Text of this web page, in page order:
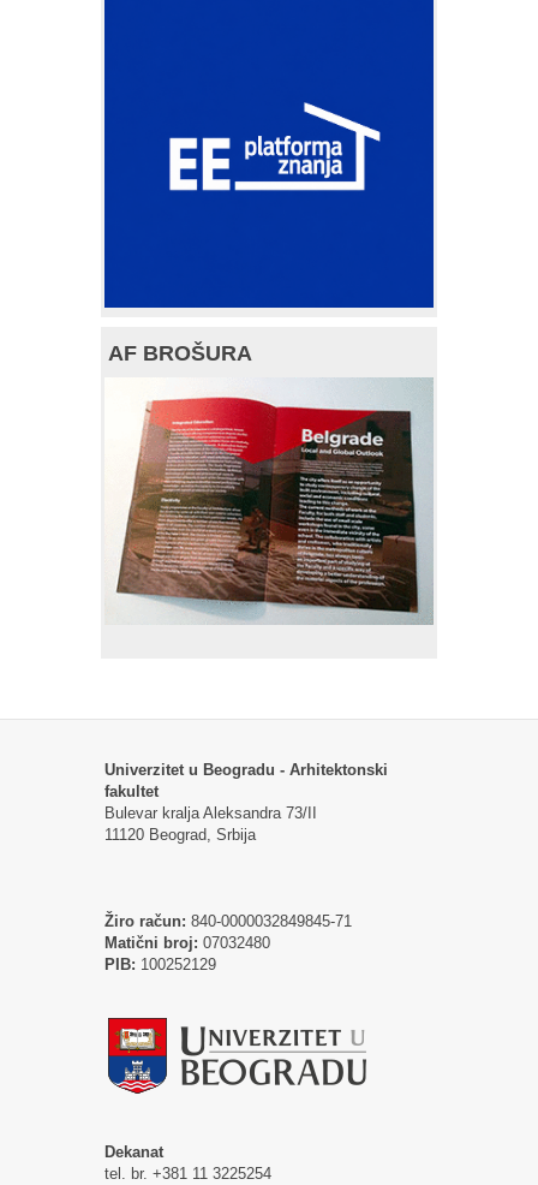
AF BROŠURA
Univerzitet u Beogradu - Arhitektonski
fakultet
Bulevar kralja Aleksandra 73/II
11120 Beograd, Srbija
Žiro račun: 840-0000032849845-71
Matični broj: 07032480
PIB: 100252129
Dekanat
tel. br. +381 11 3225254